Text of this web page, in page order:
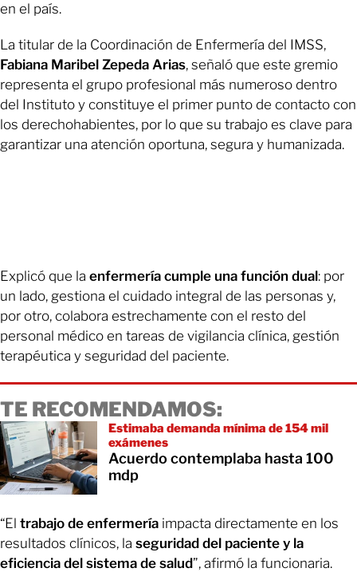
en el país.
La titular de la Coordinación de Enfermería del IMSS,
Fabiana Maribel Zepeda Arias, señaló que este gremio
representa el grupo profesional más numeroso dentro
del Instituto y constituye el primer punto de contacto con
los derechohabientes, por lo que su trabajo es clave para
garantizar una atención oportuna, segura y humanizada.
Explicó que la enfermería cumple una función dual: por
un lado, gestiona el cuidado integral de las personas y,
por otro, colabora estrechamente con el resto del
personal médico en tareas de vigilancia clínica, gestión
terapéutica y seguridad del paciente.
TE RECOMENDAMOS:
Estimaba demanda mínima de 154 mil
exámenes
Acuerdo contemplaba hasta 100
mdp
“El trabajo de enfermería impacta directamente en los
resultados clínicos, la seguridad del paciente y la
eficiencia del sistema de salud”, afirmó la funcionaria.